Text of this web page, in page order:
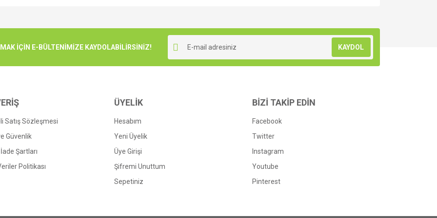
Gönder
İÇİN E-BÜLTENİMİZE KAYDOLABİLİRSİNİZ! KAYDOL
Satış Sözleşmesi
Güvenlik
Şartları
Politikası
ÜYELİK
Hesabım
Yeni Üyelik
Üye Girişi
Şifremi Unuttum
Sepetiniz
BİZİ TAKİP EDİN
Facebook
Twitter
Instagram
Youtube
Pinterest